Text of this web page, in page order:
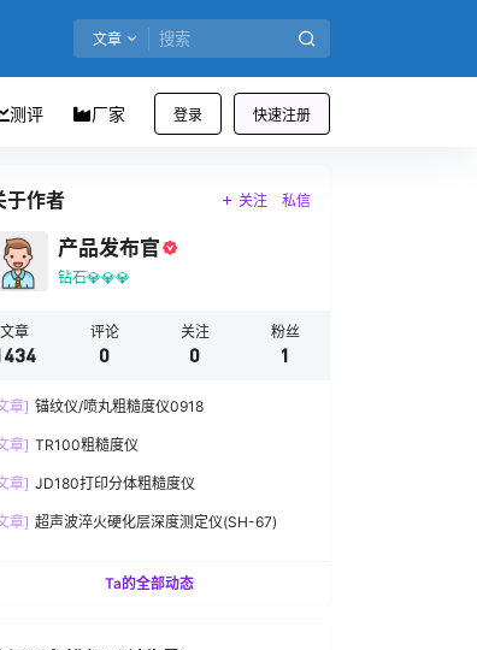
文章
登录 快速注册
测评 厂家
于作者 关注 私信
产品发布官
钻石💎💎💎
文章 评论
0
关注
0
粉丝
1
章] 锚纹仪/喷丸粗糙度仪0918
章] TR100粗糙度仪
章] JD180打印分体粗糙度仪
章] 超声波淬火硬化层深度测定仪(SH-67)
Ta的全部动态